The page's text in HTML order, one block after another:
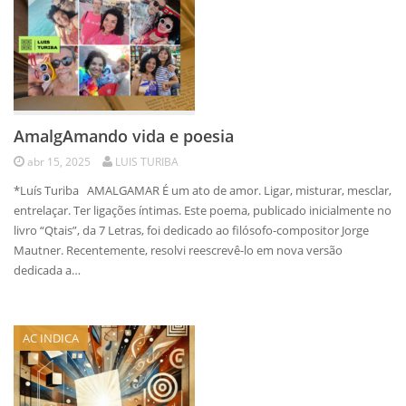
AmalgAmando vida e poesia
abr 15, 2025 LUIS TURIBA
*Luís Turiba AMALGAMAR É um ato de amor. Ligar, misturar, mesclar,
entrelaçar. Ter ligações íntimas. Este poema, publicado inicialmente no
livro “Qtais”, da 7 Letras, foi dedicado ao filósofo-compositor Jorge
Mautner. Recentemente, resolvi reescrevê-lo em nova versão
dedicada a…
AC INDICA